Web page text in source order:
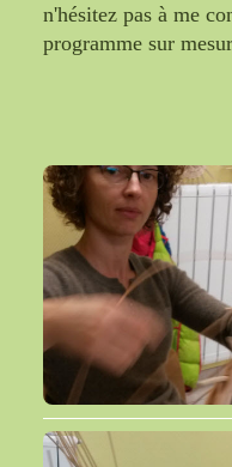
n'hésitez pas à me
programme sur